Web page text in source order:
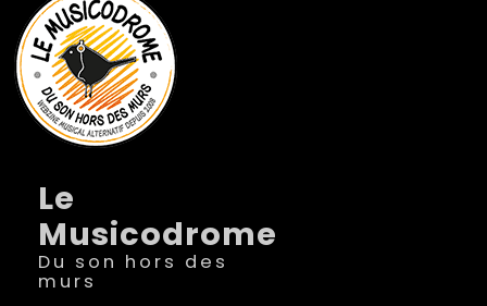
Le
Musicodrome
Du son hors des
murs